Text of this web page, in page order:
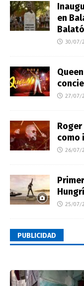
en
30/07/
27/07/
como
26/07/
25/07/
PUBLICIDAD